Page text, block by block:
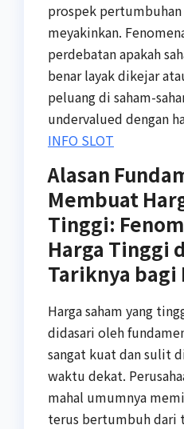
prospek pertumbuhan
meyakinkan.
perdebatan apakah
benar layak dikejar
peluang di saham-
undervalued dengan
INFO SLOT
Alasan
Membuat
Tinggi:
Harga Tinggi
Tariknya
Harga saham yang
didasari oleh
sangat kuat dan sulit
waktu dekat.
mahal umumnya
terus bertumbuh dari